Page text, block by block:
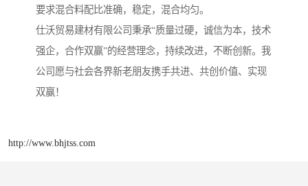
要求混合料配比准确，稳定，混合均匀。
仕沃贸易建材有限公司秉承“质量过硬，诚信为本，技术
强企，合作双赢”的经营理念，持续改进，不断创新。我
公司愿与社会各界新老朋友携手共进、共创价值、实现
双赢！
http://www.bhjtss.com